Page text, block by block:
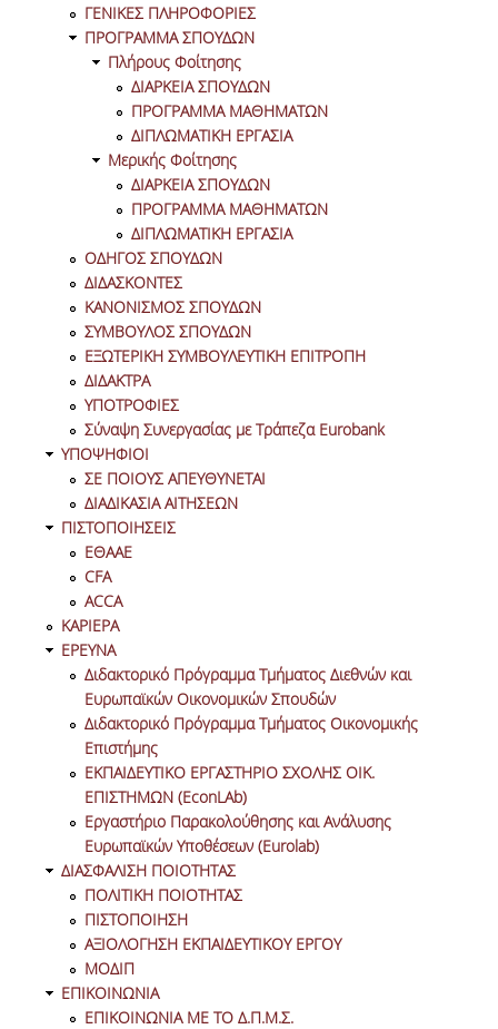
ΜΕΡΙΚΗΣ ΦΟΙΤΗΣΗΣ
ΔΙΑΡΚΕΙΑ ΣΠΟΥΔΩΝ
ΠΡΟΓΡΑΜΜΑ ΜΑΘΗΜΑΤΩΝ
ΔΙΠΛΩΜΑΤΙΚΗ ΕΡΓΑΣΙΑ
ΟΔΗΓΟΣ ΣΠΟΥΔΩΝ
ΔΙΔΑΣΚΟΝΤΕΣ
ΚΑΝΟΝΙΣΜΟΣ ΣΠΟΥΔΩΝ
ΣΥΜΒΟΥΛΟΣ ΣΠΟΥΔΩΝ
ΕΞΩΤΕΡΙΚΗ ΣΥΜΒΟΥΛΕΥΤΙΚΗ ΕΠΙΤΡΟΠΗ
ΔΙΔΑΚΤΡΑ
ΥΠΟΤΡΟΦΙΕΣ
ΣΥΝΑΨΗ ΣΥΝΕΡΓΑΣΙΑΣ ΜΕ ΤΡΑΠΕΖΑ
EUROBANK
ΥΠΟΨΗΦΙΟΙ
ΔΙΑΔΙΚΑΣΙΑ ΑΙΤΗΣΕΩΝ
ΠΙΣΤΟΠΟΙΗΣΕΙΣ
EΘΑΑΕ
CFA
ACCA
ΚΑΡΙΕΡΑ
ΕΡΕΥΝΑ
ΓΕΝΙΚΕΣ ΠΛΗΡΟΦΟΡΙΕΣ
ΠΡΟΓΡΑΜΜΑ ΣΠΟΥΔΩΝ
Πλήρους Φοίτησης
ΔΙΑΡΚΕΙΑ ΣΠΟΥΔΩΝ
ΠΡΟΓΡΑΜΜΑ ΜΑΘΗΜΑΤΩΝ
ΔΙΠΛΩΜΑΤΙΚΗ ΕΡΓΑΣΙΑ
Μερικής Φοίτησης
ΔΙΑΡΚΕΙΑ ΣΠΟΥΔΩΝ
ΠΡΟΓΡΑΜΜΑ ΜΑΘΗΜΑΤΩΝ
ΔΙΠΛΩΜΑΤΙΚΗ ΕΡΓΑΣΙΑ
ΟΔΗΓΟΣ ΣΠΟΥΔΩΝ
ΔΙΔΑΣΚΟΝΤΕΣ
ΚΑΝΟΝΙΣΜΟΣ ΣΠΟΥΔΩΝ
ΣΥΜΒΟΥΛΟΣ ΣΠΟΥΔΩΝ
ΕΞΩΤΕΡΙΚΗ ΣΥΜΒΟΥΛΕΥΤΙΚΗ ΕΠΙΤΡΟΠΗ
ΔΙΔΑΚΤΡΑ
ΥΠΟΤΡΟΦΙΕΣ
Σύναψη Συνεργασίας με Τράπεζα Eurobank
ΥΠΟΨΗΦΙΟΙ
ΣΕ ΠΟΙΟΥΣ ΑΠΕΥΘΥΝΕΤΑΙ
ΔΙΑΔΙΚΑΣΙΑ ΑΙΤΗΣΕΩΝ
ΠΙΣΤΟΠΟΙΗΣΕΙΣ
EΘΑΑΕ
CFA
ACCA
ΚΑΡΙΕΡΑ
ΕΡΕΥΝΑ
Διδακτορικό Πρόγραμμα Τμήματος Διεθνών και
Ευρωπαϊκών Οικονομικών Σπουδών
Διδακτορικό Πρόγραμμα Τμήματος Oικονομικής
Επιστήμης
ΕΚΠΑΙΔΕΥΤΙΚΟ ΕΡΓΑΣΤΗΡΙΟ ΣΧΟΛΗΣ ΟΙΚ.
ΕΠΙΣΤΗΜΩΝ (EconLAb)
Εργαστήριο Παρακολούθησης και Ανάλυσης
Ευρωπαϊκών Υποθέσεων (Eurolab)
ΔΙΑΣΦΑΛΙΣΗ ΠΟΙΟΤΗΤΑΣ
ΠΟΛΙΤΙΚΗ ΠΟΙΟΤΗΤΑΣ
ΠΙΣΤΟΠΟΙΗΣΗ
ΑΞΙΟΛΟΓΗΣΗ ΕΚΠΑΙΔΕΥΤΙΚΟΥ ΕΡΓΟΥ
ΜΟΔΙΠ
ΕΠΙΚΟΙΝΩΝΙΑ
ΕΠΙΚΟΙΝΩΝΙΑ ΜΕ ΤΟ Δ.Π.Μ.Σ.